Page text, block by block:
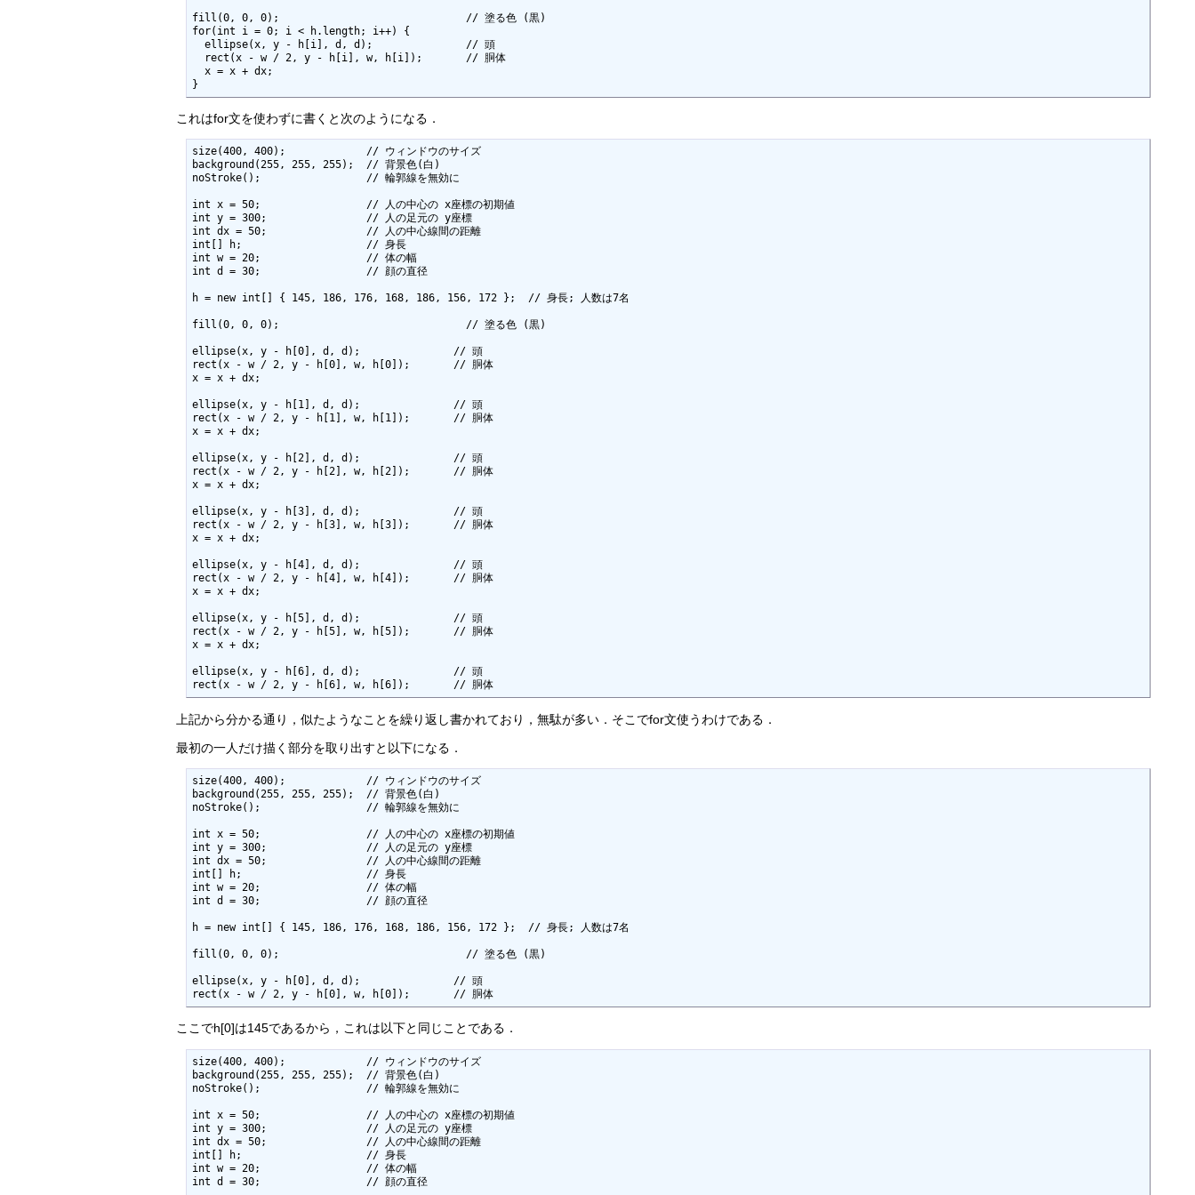
fill(0, 0, 0);                              // 塗る色 (黒)
for(int i = 0; i < h.length; i++) {
  ellipse(x, y - h[i], d, d);               // 頭
  x = x + dx;
}
これはfor文を使わずに書くと次のようになる．
size(400, 400);             // ウィンドウのサイズ
background(255, 255, 255);  // 背景色(白)
noStroke();                 // 輪郭線を無効に
int x = 50;                 // 人の中心の x座標の初期値
int y = 300;                // 人の足元の y座標
int dx = 50;                // 人の中心線間の距離
int[] h;                    // 身長
int w = 20;                 // 体の幅
int d = 30;                 // 顔の直径
h = new int[] { 145, 186, 176, 168, 186, 156, 172 };  // 身長; 人数は7名
fill(0, 0, 0);                              // 塗る色 (黒)
ellipse(x, y - h[0], d, d);               // 頭
rect(x - w / 2, y - h[0], w, h[0]);       // 胴体
x = x + dx;
ellipse(x, y - h[1], d, d);               // 頭
rect(x - w / 2, y - h[1], w, h[1]);       // 胴体
x = x + dx;
ellipse(x, y - h[2], d, d);               // 頭
rect(x - w / 2, y - h[2], w, h[2]);       // 胴体
x = x + dx;
ellipse(x, y - h[3], d, d);               // 頭
rect(x - w / 2, y - h[3], w, h[3]);       // 胴体
x = x + dx;
ellipse(x, y - h[4], d, d);               // 頭
rect(x - w / 2, y - h[4], w, h[4]);       // 胴体
x = x + dx;
ellipse(x, y - h[5], d, d);               // 頭
rect(x - w / 2, y - h[5], w, h[5]);       // 胴体
x = x + dx;
ellipse(x, y - h[6], d, d);               // 頭
rect(x - w / 2, y - h[6], w, h[6]);       // 胴体
上記から分かる通り，似たようなことを繰り返し書かれており，無駄が多い．そこでfor文使うわけである．
最初の一人だけ描く部分を取り出すと以下になる．
size(400, 400);             // ウィンドウのサイズ
background(255, 255, 255);  // 背景色(白)
noStroke();                 // 輪郭線を無効に
int x = 50;                 // 人の中心の x座標の初期値
int y = 300;                // 人の足元の y座標
int dx = 50;                // 人の中心線間の距離
int[] h;                    // 身長
int w = 20;                 // 体の幅
int d = 30;                 // 顔の直径
h = new int[] { 145, 186, 176, 168, 186, 156, 172 };  // 身長; 人数は7名
fill(0, 0, 0);                              // 塗る色 (黒)
ellipse(x, y - h[0], d, d);               // 頭
rect(x - w / 2, y - h[0], w, h[0]);       // 胴体
ここでh[0]は145であるから，これは以下と同じことである．
size(400, 400);             // ウィンドウのサイズ
background(255, 255, 255);  // 背景色(白)
noStroke();                 // 輪郭線を無効に
int x = 50;                 // 人の中心の x座標の初期値
int y = 300;                // 人の足元の y座標
int dx = 50;                // 人の中心線間の距離
int[] h;                    // 身長
int w = 20;                 // 体の幅
int d = 30;                 // 顔の直径